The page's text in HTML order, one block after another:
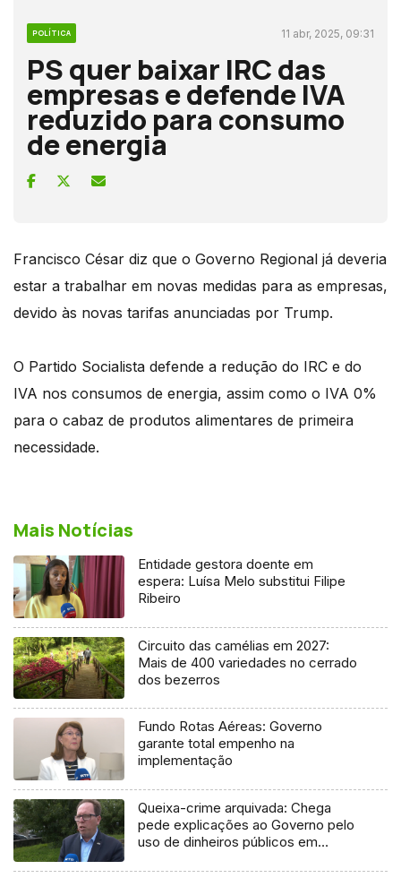
POLÍTICA 11 abr, 2025, 09:31
PS quer baixar IRC das
empresas e defende IVA
reduzido para consumo
de energia
Francisco César diz que o Governo Regional já deveria
estar a trabalhar em novas medidas para as empresas,
devido às novas tarifas anunciadas por Trump.
O Partido Socialista defende a redução do IRC e do
IVA nos consumos de energia, assim como o IVA 0%
para o cabaz de produtos alimentares de primeira
necessidade.
Mais Notícias
Entidade gestora doente em
espera: Luísa Melo substitui Filipe
Ribeiro
Circuito das camélias em 2027:
Mais de 400 variedades no cerrado
dos bezerros
Fundo Rotas Aéreas: Governo
garante total empenho na
implementação
Queixa-crime arquivada: Chega
pede explicações ao Governo pelo
uso de dinheiros públicos em